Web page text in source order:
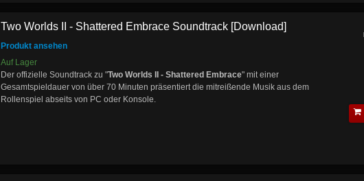
Two Worlds II - Shattered Embrace Soundtrack [Download]
Produkt ansehen
Auf Lager
Der offizielle Soundtrack zu "Two Worlds II - Shattered Embrace" mit einer
Gesamtspieldauer von über 70 Minuten präsentiert die mitreißende Musik aus dem
Rollenspiel abseits von PC oder Konsole.